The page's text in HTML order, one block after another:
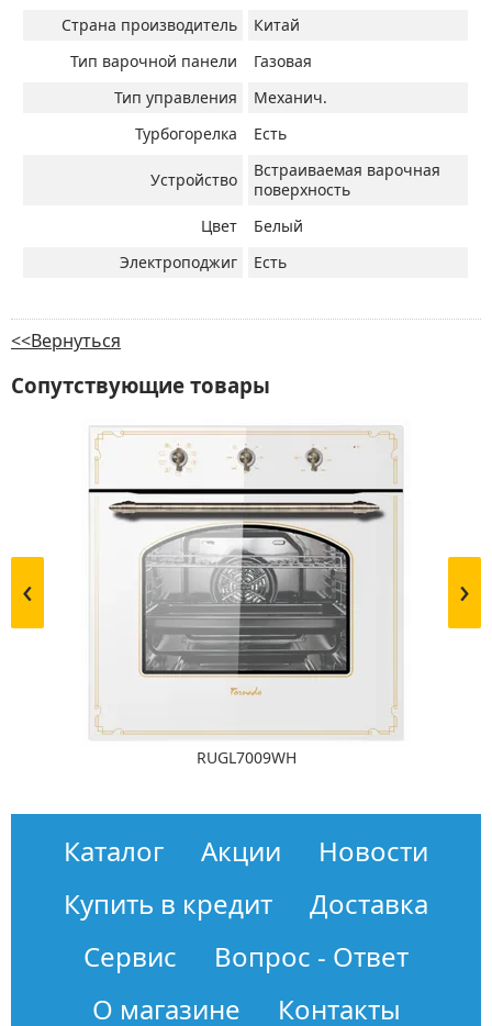
Страна производитель
Китай
Тип варочной панели
Газовая
Тип управления
Механич.
Турбогорелка
Есть
Устройство
Встраиваемая варочная
поверхность
Цвет
Белый
Электроподжиг
Есть
<<Вернуться
Сопутствующие товары
‹ ›
RUGL7009WH
Каталог Акции
Новости
Купить в кредит
Доставка
Сервис
Вопрос - Ответ
О магазине
Контакты